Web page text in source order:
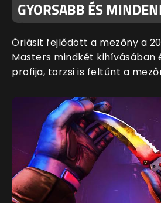
GYORSABB ÉS
Óriásit fejlődött a mezőny a
Masters mindkét kihívásában
profija, torzsi is feltűnt a